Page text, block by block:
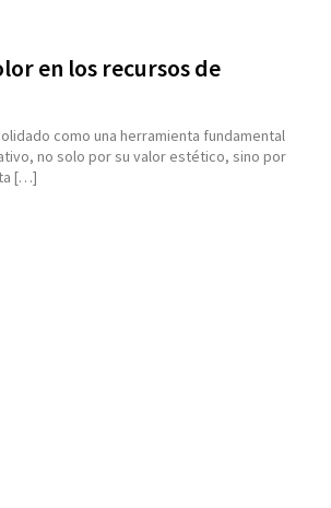
en los recursos de
como una herramienta fundamental
no solo por su valor estético, sino por
[…]